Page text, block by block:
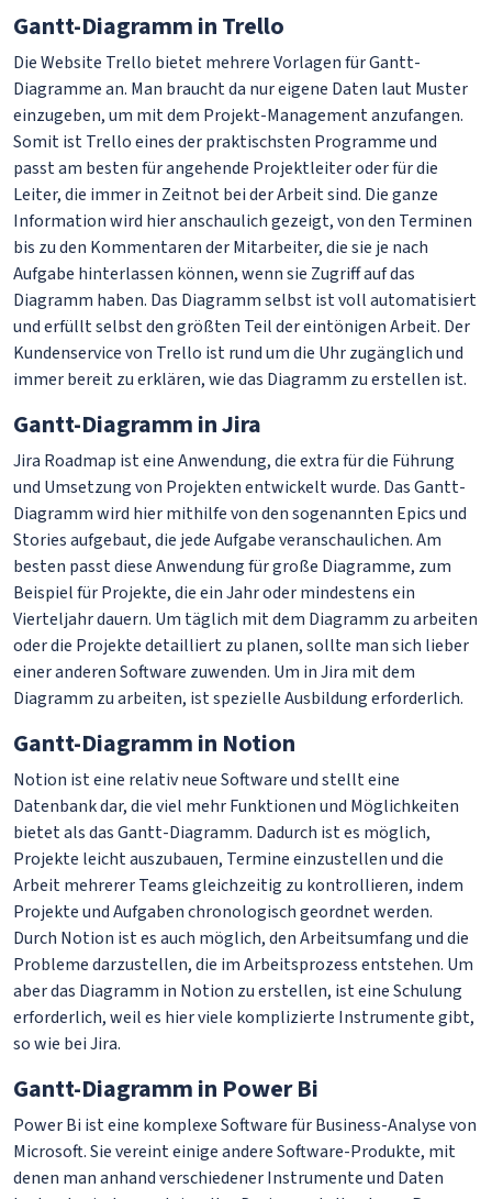
Gantt-Diagramm in Trello
Die Website Trello bietet mehrere Vorlagen für Gantt-
Diagramme an. Man braucht da nur eigene Daten laut Muster
einzugeben, um mit dem Projekt-Management anzufangen.
Somit ist Trello eines der praktischsten Programme und
passt am besten für angehende Projektleiter oder für die
Leiter, die immer in Zeitnot bei der Arbeit sind. Die ganze
Information wird hier anschaulich gezeigt, von den Terminen
bis zu den Kommentaren der Mitarbeiter, die sie je nach
Aufgabe hinterlassen können, wenn sie Zugriff auf das
Diagramm haben. Das Diagramm selbst ist voll automatisiert
und erfüllt selbst den größten Teil der eintönigen Arbeit. Der
Kundenservice von Trello ist rund um die Uhr zugänglich und
immer bereit zu erklären, wie das Diagramm zu erstellen ist.
Gantt-Diagramm in Jira
Jira Roadmap ist eine Anwendung, die extra für die Führung
und Umsetzung von Projekten entwickelt wurde. Das Gantt-
Diagramm wird hier mithilfe von den sogenannten Epics und
Stories aufgebaut, die jede Aufgabe veranschaulichen. Am
besten passt diese Anwendung für große Diagramme, zum
Beispiel für Projekte, die ein Jahr oder mindestens ein
Vierteljahr dauern. Um täglich mit dem Diagramm zu arbeiten
oder die Projekte detailliert zu planen, sollte man sich lieber
einer anderen Software zuwenden. Um in Jira mit dem
Diagramm zu arbeiten, ist spezielle Ausbildung erforderlich.
Gantt-Diagramm in Notion
Notion ist eine relativ neue Software und stellt eine
Datenbank dar, die viel mehr Funktionen und Möglichkeiten
bietet als das Gantt-Diagramm. Dadurch ist es möglich,
Projekte leicht auszubauen, Termine einzustellen und die
Arbeit mehrerer Teams gleichzeitig zu kontrollieren, indem
Projekte und Aufgaben chronologisch geordnet werden.
Durch Notion ist es auch möglich, den Arbeitsumfang und die
Probleme darzustellen, die im Arbeitsprozess entstehen. Um
aber das Diagramm in Notion zu erstellen, ist eine Schulung
erforderlich, weil es hier viele komplizierte Instrumente gibt,
so wie bei Jira.
Gantt-Diagramm in Power Bi
Power Bi ist eine komplexe Software für Business-Analyse von
Microsoft. Sie vereint einige andere Software-Produkte, mit
denen man anhand verschiedener Instrumente und Daten